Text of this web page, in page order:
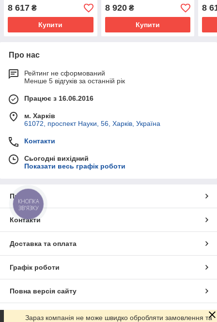
8 617 ₴
Купити
8 920₴
Купити
8
Про нас
Рейтинг не сформований
Менше 5 відгуків за останній рік
Працює з 16.06.2016
м. Харків
61072, проспект Науки, 56, Харків, Україна
Контакти
Сьогодні вихідний
Показати весь графік роботи
Про нас
Контакти
Доставка та оплата
Графік роботи
Повна версія сайту
Сайт створено на маркетплейсі Prom.ua
Зараз компанія не може швидко обробляти замовлення та
КНОПКА
ЗВ'ЯЗКУ